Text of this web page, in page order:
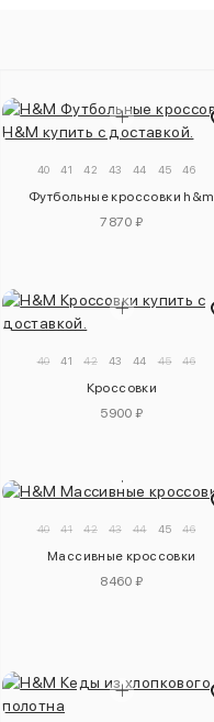
40 41 42 43 44 45 46
Футбольные кроссовки h&m
7870 ₽
40 41 42 43 44 45 46
Кроссовки
5900 ₽
40 41 42 43 44 45 46
Массивные кроссовки
8460 ₽